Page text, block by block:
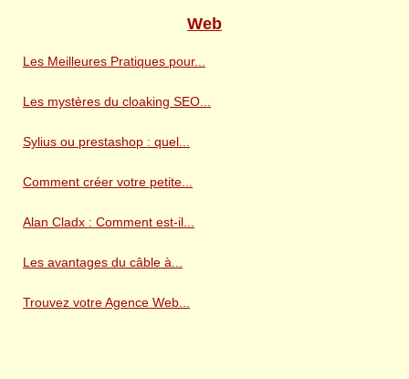
Web
Les Meilleures Pratiques pour...
Les mystères du cloaking SEO...
Sylius ou prestashop : quel...
Comment créer votre petite...
Alan Cladx : Comment est-il...
Les avantages du câble à...
Trouvez votre Agence Web...